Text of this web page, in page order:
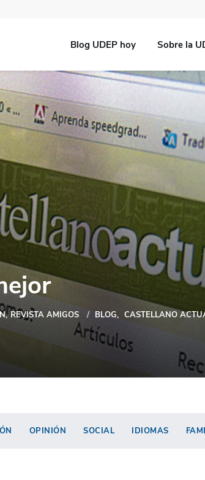
Blog UDEP hoy Sobre la
REVISTA AMIGOS BLOG CASTELLANO
OPINIÓN SOCIAL IDIOMAS